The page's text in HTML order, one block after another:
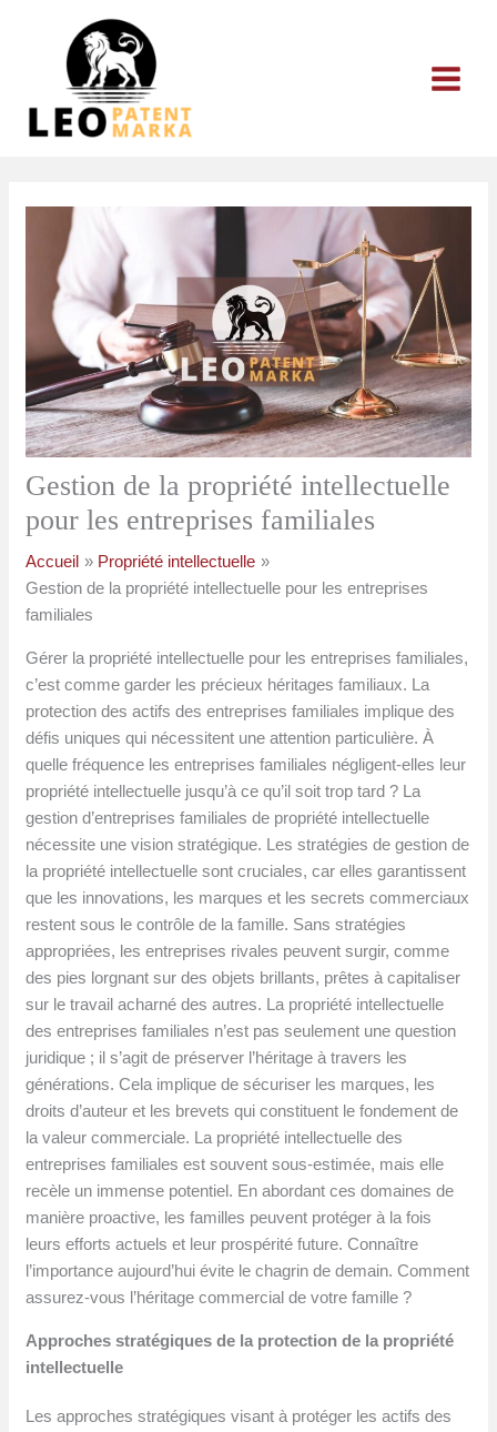
Gestion de la propriété intellectuelle
pour les entreprises familiales
Accueil
Propriété intellectuelle
Gestion de la propriété intellectuelle pour les entreprises
familiales
Gérer la propriété intellectuelle pour les entreprises familiales,
c’est comme garder les précieux héritages familiaux. La
protection des actifs des entreprises familiales implique des
défis uniques qui nécessitent une attention particulière. À
quelle fréquence les entreprises familiales négligent-elles leur
propriété intellectuelle jusqu’à ce qu’il soit trop tard ? La
gestion d’entreprises familiales de propriété intellectuelle
nécessite une vision stratégique. Les stratégies de gestion de
la propriété intellectuelle sont cruciales, car elles garantissent
que les innovations, les marques et les secrets commerciaux
restent sous le contrôle de la famille. Sans stratégies
appropriées, les entreprises rivales peuvent surgir, comme
des pies lorgnant sur des objets brillants, prêtes à capitaliser
sur le travail acharné des autres. La propriété intellectuelle
des entreprises familiales n’est pas seulement une question
juridique ; il s’agit de préserver l’héritage à travers les
générations. Cela implique de sécuriser les marques, les
droits d’auteur et les brevets qui constituent le fondement de
la valeur commerciale. La propriété intellectuelle des
entreprises familiales est souvent sous-estimée, mais elle
recèle un immense potentiel. En abordant ces domaines de
manière proactive, les familles peuvent protéger à la fois
leurs efforts actuels et leur prospérité future. Connaître
l’importance aujourd’hui évite le chagrin de demain. Comment
assurez-vous l’héritage commercial de votre famille ?
Approches stratégiques de la protection de la propriété
intellectuelle
Les approches stratégiques visant à protéger les actifs des